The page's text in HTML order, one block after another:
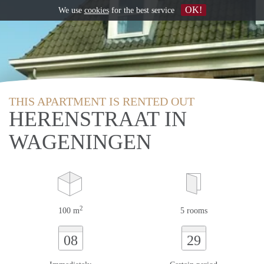
THIS APARTMENT IS RENTED OUT
HERENSTRAAT IN
WAGENINGEN
100 m2 5 rooms
08 29
We use cookiesfor the best service OK!